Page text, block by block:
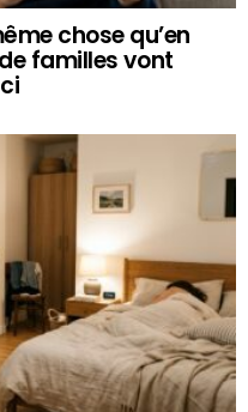
chose qu’en
familles vont